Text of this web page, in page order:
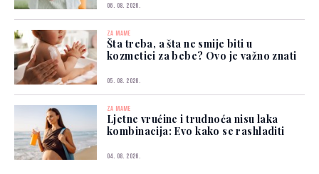
06. 08. 2026.
ZA MAME
Šta treba, a šta ne smije biti u
kozmetici za bebe? Ovo je važno znati
05. 08. 2026.
ZA MAME
Ljetne vrućine i trudnoća nisu laka
kombinacija: Evo kako se rashladiti
04. 08. 2026.